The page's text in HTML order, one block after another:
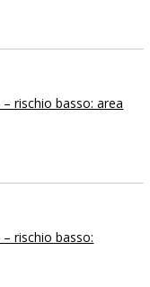
rischio basso: area
rischio basso: